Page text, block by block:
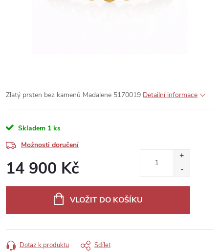
Zlatý prsten bez kamenů Madalene 5170019 Detailní informace
Skladem 1 ks
Možnosti doručení
14 900 Kč
VLOŽIT DO KOŠÍKU
Dotaz k produktu Sdílet